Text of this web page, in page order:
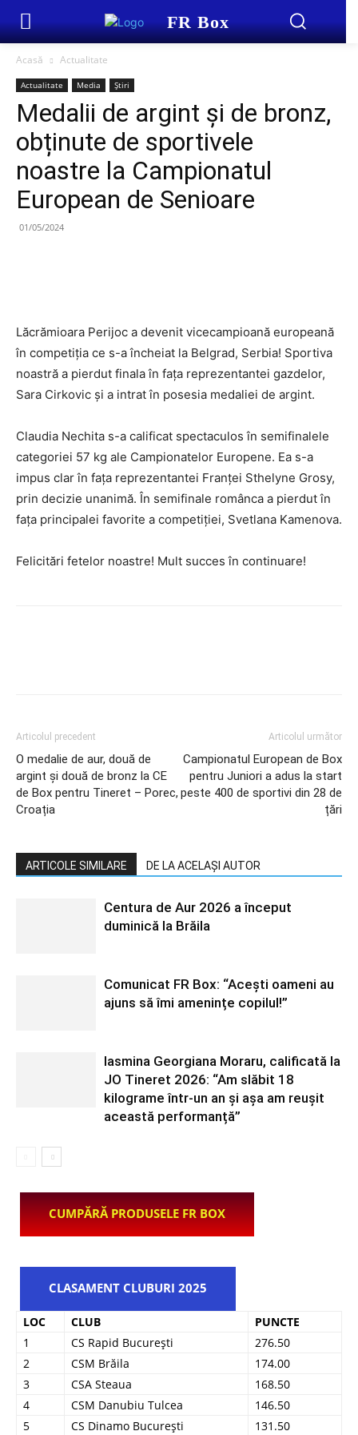
FR Box
Acasă Actualitate
Actualitate Media Știri
Medalii de argint și de bronz,
obținute de sportivele
noastre la Campionatul
European de Senioare
01/05/2024
Lăcrămioara Perijoc a devenit vicecampioană europeană
în competiția ce s-a încheiat la Belgrad, Serbia! Sportiva
noastră a pierdut finala în fața reprezentantei gazdelor,
Sara Cirkovic și a intrat în posesia medaliei de argint.
Claudia Nechita s-a calificat spectaculos în semifinalele
categoriei 57 kg ale Campionatelor Europene. Ea s-a
impus clar în fața reprezentantei Franței Sthelyne Grosy,
prin decizie unanimă. În semifinale românca a pierdut în
fața principalei favorite a competiției, Svetlana Kamenova.
Felicitări fetelor noastre! Mult succes în continuare!
Articolul precedent
O medalie de aur, două de
argint și două de bronz la CE
de Box pentru Tineret – Porec,
Croația
Articolul următor
Campionatul European de Box
pentru Juniori a adus la start
peste 400 de sportivi din 28 de
țări
ARTICOLE SIMILARE DE LA ACELAȘI AUTOR
Centura de Aur 2026 a început
duminică la Brăila
Comunicat FR Box: “Acești oameni au
ajuns să îmi amenințe copilul!”
Iasmina Georgiana Moraru, calificată la
JO Tineret 2026: “Am slăbit 18
kilograme într-un an și așa am reușit
această performanță”
CUMPĂRĂ PRODUSELE FR BOX
CLASAMENT CLUBURI 2025
LOC CLUB
PUNCTE
1
CS Rapid București
276.50
2
CSM Brăila
174.00
3
CSA Steaua
168.50
4
CSM Danubiu Tulcea
146.50
5
CS Dinamo București 131.50